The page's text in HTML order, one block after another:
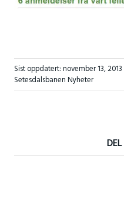
Sist oppdatert:november 13, 2013
Setesdalsbanen Nyheter
DEL